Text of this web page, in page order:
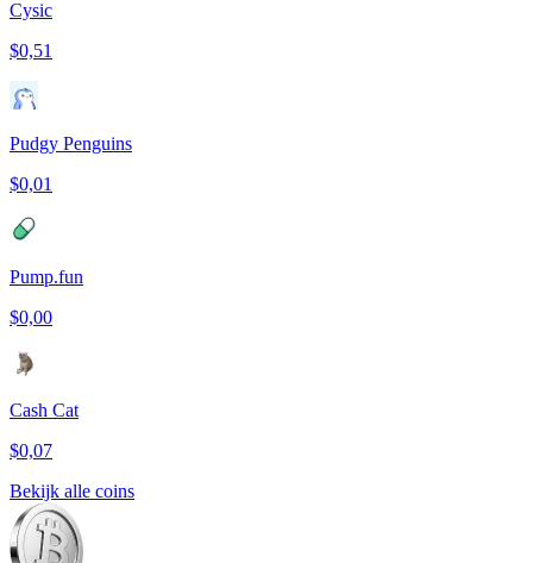
Cysic
$0,51
Pudgy Penguins
$0,01
Pump.fun
$0,00
Cash Cat
$0,07
Bekijk alle coins